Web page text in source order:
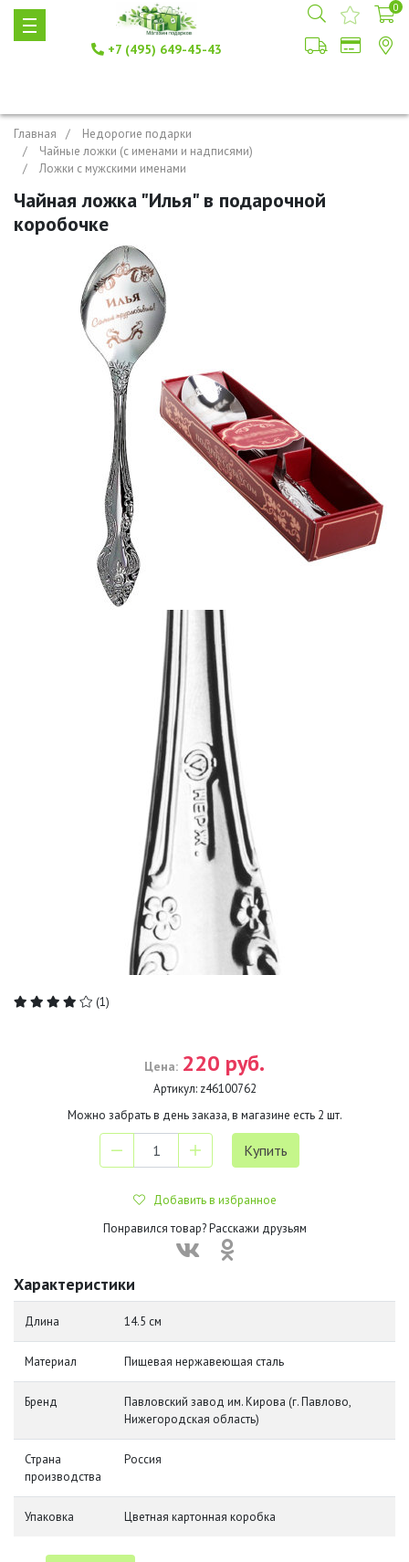
+7 (495) 649-45-43
0
Главная
Недорогие подарки
Чайные ложки (с именами и надписями)
Ложки с мужскими именами
Чайная ложка "Илья" в подарочной
коробочке
(1)
Цена: 220 руб.
Артикул: z46100762
Можно забрать в день заказа, в магазине есть 2 шт.
Добавить в избранное
Понравился товар? Расскажи друзьям
Характеристики
Длина 14.5 см
Материал Пищевая нержавеющая сталь
Бренд
Павловский завод им. Кирова (г. Павлово,
Нижегородская область)
Страна
производства
Россия
Упаковка Цветная картонная коробка